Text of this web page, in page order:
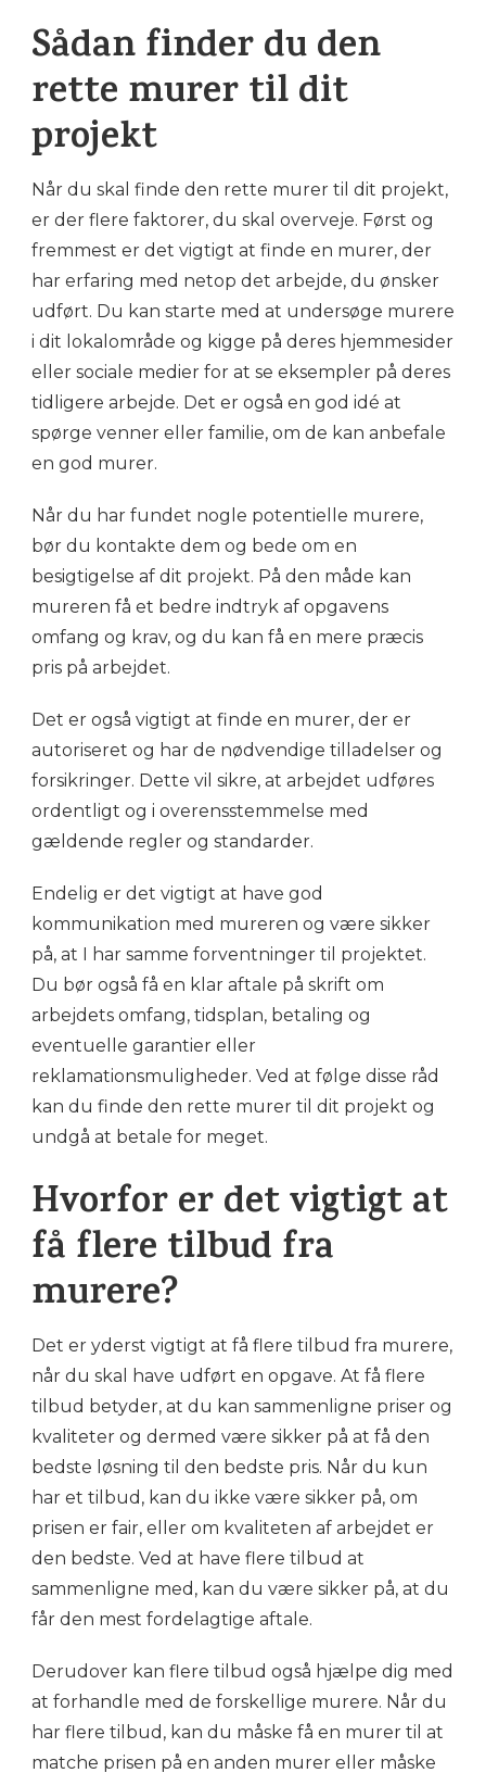
Sådan finder du den
rette murer til dit
projekt
Når du skal finde den rette murer til dit projekt,
er der flere faktorer, du skal overveje. Først og
fremmest er det vigtigt at finde en murer, der
har erfaring med netop det arbejde, du ønsker
udført. Du kan starte med at undersøge murere
i dit lokalområde og kigge på deres hjemmesider
eller sociale medier for at se eksempler på deres
tidligere arbejde. Det er også en god idé at
spørge venner eller familie, om de kan anbefale
en god murer.
Når du har fundet nogle potentielle murere,
bør du kontakte dem og bede om en
besigtigelse af dit projekt. På den måde kan
mureren få et bedre indtryk af opgavens
omfang og krav, og du kan få en mere præcis
pris på arbejdet.
Det er også vigtigt at finde en murer, der er
autoriseret og har de nødvendige tilladelser og
forsikringer. Dette vil sikre, at arbejdet udføres
ordentligt og i overensstemmelse med
gældende regler og standarder.
Endelig er det vigtigt at have god
kommunikation med mureren og være sikker
på, at I har samme forventninger til projektet.
Du bør også få en klar aftale på skrift om
arbejdets omfang, tidsplan, betaling og
eventuelle garantier eller
reklamationsmuligheder. Ved at følge disse råd
kan du finde den rette murer til dit projekt og
undgå at betale for meget.
Hvorfor er det vigtigt at
få flere tilbud fra
murere?
Det er yderst vigtigt at få flere tilbud fra murere,
når du skal have udført en opgave. At få flere
tilbud betyder, at du kan sammenligne priser og
kvaliteter og dermed være sikker på at få den
bedste løsning til den bedste pris. Når du kun
har et tilbud, kan du ikke være sikker på, om
prisen er fair, eller om kvaliteten af arbejdet er
den bedste. Ved at have flere tilbud at
sammenligne med, kan du være sikker på, at du
får den mest fordelagtige aftale.
Derudover kan flere tilbud også hjælpe dig med
at forhandle med de forskellige murere. Når du
har flere tilbud, kan du måske få en murer til at
matche prisen på en anden murer eller måske